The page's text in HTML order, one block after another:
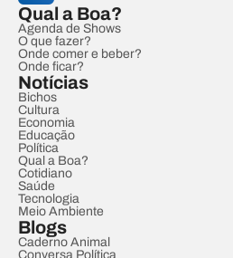
Qual a Boa?
Agenda de Shows
O que fazer?
Onde comer e beber?
Onde ficar?
Notícias
Bichos
Cultura
Economia
Educação
Política
Qual a Boa?
Cotidiano
Saúde
Tecnologia
Meio Ambiente
Blogs
Caderno Animal
Conversa Política